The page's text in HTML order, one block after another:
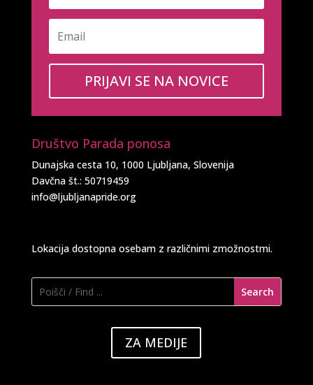
PRIJAVI SE NA NOVICE
Društvo Parada ponosa
Dunajska cesta 10, 1000 Ljubljana, Slovenija
Davčna št.: 50719459
info@ljubljanapride.org
Lokacija dostopna osebam z različnimi zmožnostmi.
ZA MEDIJE